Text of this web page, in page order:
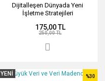
Dijitalleşen Dünyada Yeni
İşletme Stratejileri
175,00 TL
250,00 TL
YENİ %30